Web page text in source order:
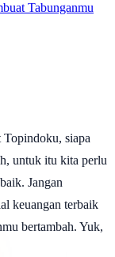
Tabunganmu
Topindoku, siapa
untuk itu kita perlu
Jangan
keuangan terbaik
bertambah. Yuk,